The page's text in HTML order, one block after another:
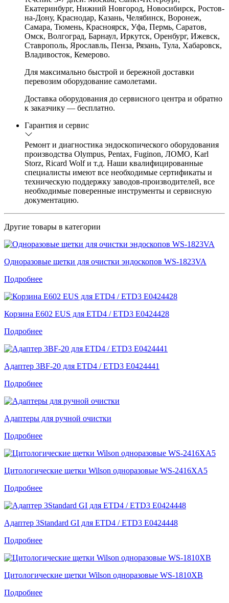
Екатеринбург, Нижний Новгород, Новосибирск, Ростов-
на-Дону, Краснодар, Казань, Челябинск, Воронеж,
Самара, Тюмень, Красноярск, Уфа, Пермь, Саратов,
Омск, Волгоград, Барнаул, Иркутск, Оренбург, Ижевск,
Ставрополь, Ярославль, Пенза, Рязань, Тула, Хабаровск,
Владивосток, Кемерово.
Для максимально быстрой и бережной доставки
перевозим оборудование самолетами.
Доставка оборудования до сервисного центра и обратно
к заказчику — бесплатно.
Гарантия и сервис
Ремонт и диагностика эндоскопического оборудования
производства Olympus, Pentax, Fuginon, ЛОМО, Karl
Storz, Ricard Wolf и т.д. Наши квалифицированные
специалисты имеют все необходимые сертификаты и
техническую поддержку заводов-производителей, все
необходимые поверенные инструменты и сервисную
документацию.
Другие товары в категории
Одноразовые щетки для очистки эндоскопов WS-1823VA
Подробнее
Корзина E602 EUS для ETD4 / ETD3 E0424428
Подробнее
Адаптер 3BF-20 для ETD4 / ETD3 E0424441
Подробнее
Адаптеры для ручной очистки
Подробнее
Цитологические щетки Wilson одноразовые WS-2416XA5
Подробнее
Адаптер 3Standard GI для ETD4 / ETD3 E0424448
Подробнее
Цитологические щетки Wilson одноразовые WS-1810XB
Подробнее